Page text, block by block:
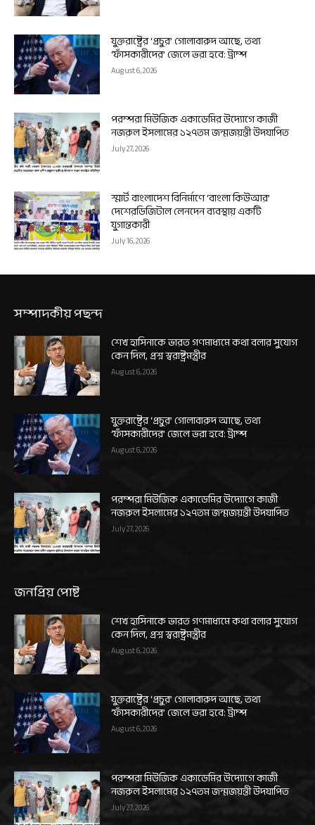
যুক্তরাষ্ট্রের ‘প্রচুর’ গোলাবারুদ আছে, তথ্য
‘ফাঁসকারীদের’ জেলে ভরা হবে: ট্রাম্প
August 6, 2026
পরম্পরা মিউজিক একাডেমির উদ্যোগে কাজী
নজরুল ইসলামের ১২৭তম জন্মজয়ন্তী উদযাপিত
July 27, 2026
স্মার্ট বাংলাদেশ বিনির্মাণে ‘বাংলা কিউআর’
দেশেরডিজিটাল লেনদেন ব্যবস্থায় একটি
যুগান্তকারী
July 16, 2026
সম্পাদকীয় পছন্দ
শেখ হাসিনাকে ভারত গণমাধ্যমে কথা বলার সুযোগ
কেন দিল, প্রশ্ন স্বরাষ্ট্রমন্ত্রীর
August 6, 2026
যুক্তরাষ্ট্রের ‘প্রচুর’ গোলাবারুদ আছে, তথ্য
‘ফাঁসকারীদের’ জেলে ভরা হবে: ট্রাম্প
August 6, 2026
পরম্পরা মিউজিক একাডেমির উদ্যোগে কাজী
নজরুল ইসলামের ১২৭তম জন্মজয়ন্তী উদযাপিত
July 27, 2026
জনপ্রিয় পোষ্ট
শেখ হাসিনাকে ভারত গণমাধ্যমে কথা বলার সুযোগ
কেন দিল, প্রশ্ন স্বরাষ্ট্রমন্ত্রীর
August 6, 2026
যুক্তরাষ্ট্রের ‘প্রচুর’ গোলাবারুদ আছে, তথ্য
‘ফাঁসকারীদের’ জেলে ভরা হবে: ট্রাম্প
August 6, 2026
পরম্পরা মিউজিক একাডেমির উদ্যোগে কাজী
নজরুল ইসলামের ১২৭তম জন্মজয়ন্তী উদযাপিত
July 27, 2026